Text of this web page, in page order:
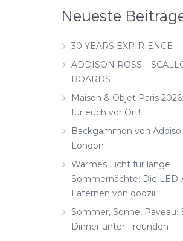
Neueste
30 YEARS EXPIRIENCE
ADDISON ROSS –
BOARDS
Maison & Objet Paris
für euch vor Ort!
Backgammon von
London
Warmes Licht für lange
Sommernächte: Die LED-
Laternen von qoozii
Sommer, Sonne, Paveau:
Dinner unter Freunden